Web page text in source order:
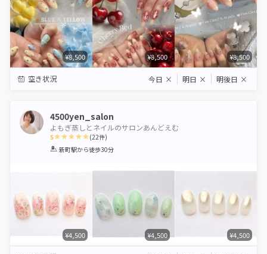
¥8,500 ¥8,500 ¥8,500
空き状況 今日 × 明日 × 明後日 ×
4500yen_salon
よもぎ蒸しとネイルのサロンあんどえむ
5
1 2 3 4 5
(22件)
新町駅から徒歩30分
¥4,500 ¥4,500 ¥4,500